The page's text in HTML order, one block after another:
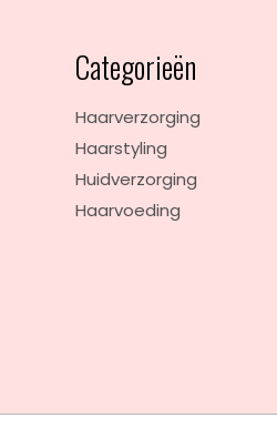
Categorieën
Haarverzorging
Haarstyling
Huidverzorging
Haarvoeding